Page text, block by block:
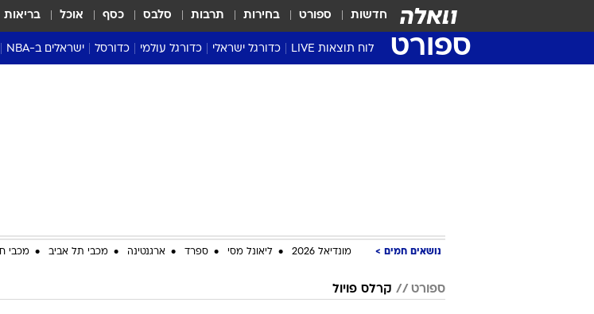
חדשות ספורט בחירות תרבות סלבס כסף אוכל בריאות
ספורט לוח תוצאות LIVE כדורגל ישראלי
ליגה א'
כדורגל עולמי
דרום אמריקה
כדורסל ישראלים ב-NBA
נושאים חמים מונדיאל 2026 ליאונל מסי ספרד ארגנטינה מכבי תל אביב מכבי
ספורט קרלס פויול